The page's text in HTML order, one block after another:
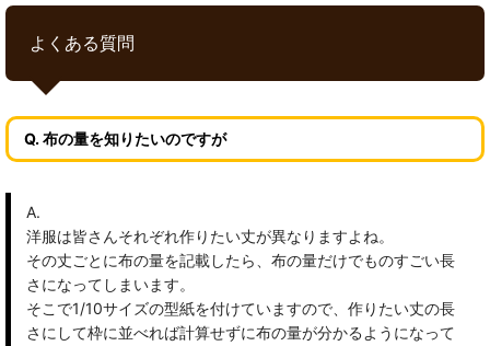
よくある質問
Q. 布の量を知りたいのですが
A.
洋服は皆さんそれぞれ作りたい丈が異なりますよね。
その丈ごとに布の量を記載したら、布の量だけでものすごい長
さになってしまいます。
そこで1/10サイズの型紙を付けていますので、作りたい丈の長
さにして枠に並べれば計算せずに布の量が分かるようになって